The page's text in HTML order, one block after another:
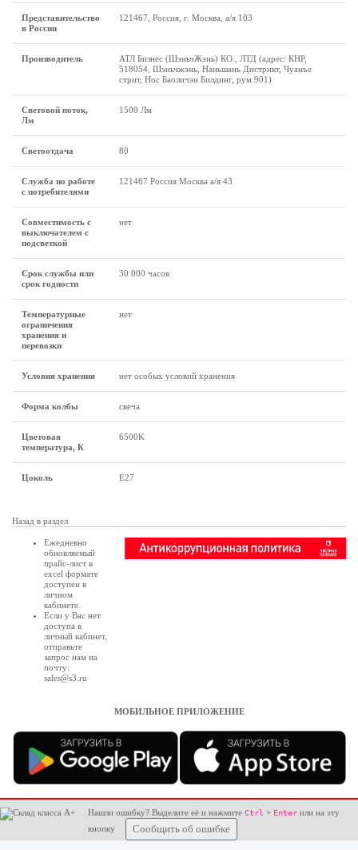
Представительство
в России
121467, Россия, г. Москва, а/я 103
Производитель
АТЛ Бизнес (ШэньчЖэнь) КО., ЛТД (адрес: КНР,
518054, Шэньчжэнь, Наньшань Дистрикт, Чуанъе
стрит, Нос Баоличэн Билдинг, рум 901)
Световой поток,
Лм
1500 Лм
Светоотдача 80
Служба по работе
с потребителями
121467 Россия Москва а/я 43
Совместимость с
выключателем с
подсветкой
нет
Срок службы или
срок годности
30 000 часов
Температурные
ограничения
хранения и
перевозки
нет
Условия хранения нет особых условий хранения
Форма колбы свеча
Цветовая
температура, К
6500K
Цоколь Е27
Назад в раздел
Ежедневно
обновляемый
прайс-лист в
excel формате
доступен в
личном
кабинете
Если у Вас нет
доступа в
личный кабинет,
отправьте
запрос нам на
почту:
sales@s3.ru
МОБИЛЬНОЕ ПРИЛОЖЕНИЕ
Нашли ошибку? Выделите её и нажмите Ctrl + Enter или на эту
кнопку
Сообщить об ошибке